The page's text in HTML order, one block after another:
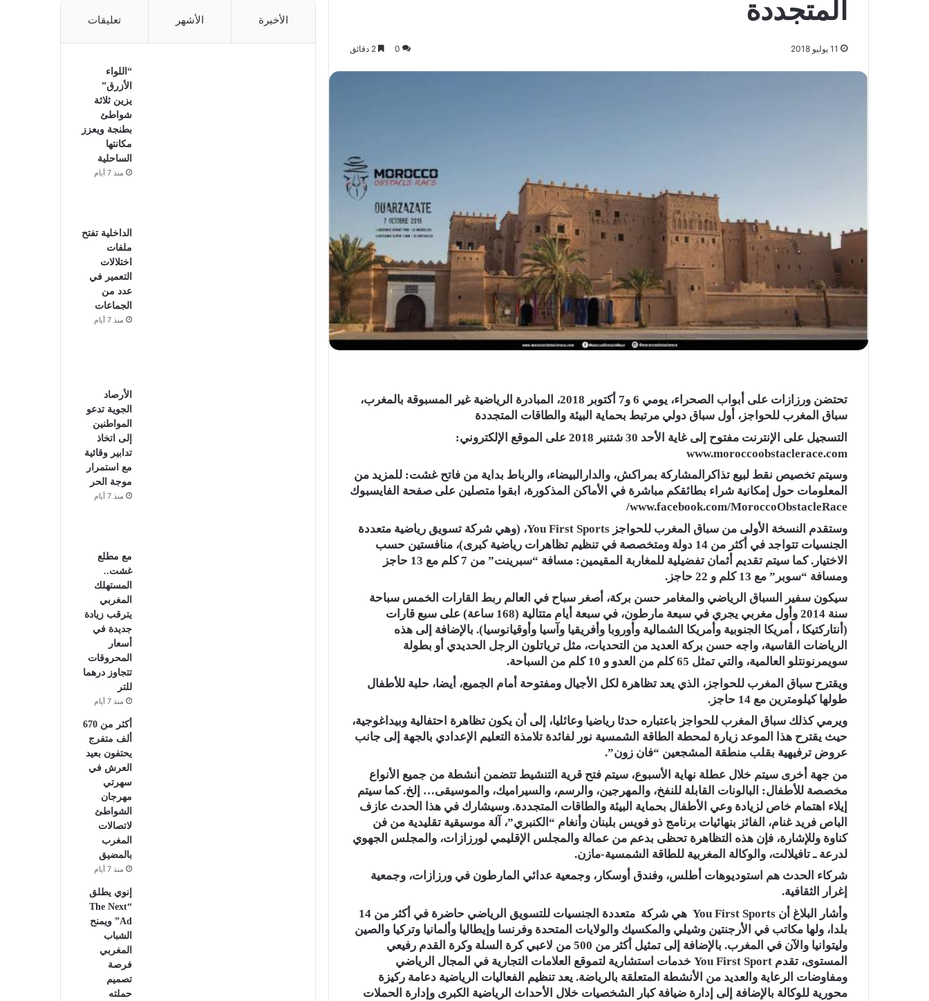
المتجددة
11 يوليو 2018 0
تحتضن ورزازات على أبواب الصحراء، يومي 6 و7 أكتوبر 2018، المبادرة الرياضية غير المسبوقة بالمغرب،
سباق المغرب للحواجز، أول سباق دولي مرتبط بحماية البيئة والطاقات المتجددة
التسجيل على الإنترنت مفتوح إلى غاية الأحد 30 شتنبر 2018 على الموقع الإلكتروني:
www.moroccoobstaclerace.com
وسيتم تخصيص نقط لبيع تذاكرالمشاركة بمراكش، والدارالبيضاء، والرباط بداية من فاتح غشت: للمزيد من
المعلومات حول إمكانية شراء بطائقكم مباشرة في الأماكن المذكورة، ابقوا متصلين على صفحة الفايسبوك
www.facebook.com/MoroccoObstacleRace/
وستقدم النسخة الأولى من سباق المغرب للحواجز You First Sports، (وهي شركة تسويق رياضية متعددة
الجنسيات تتواجد في أكثر من 14 دولة ومتخصصة في تنظيم تظاهرات رياضية كبرى)، منافستين حسب
الاختيار. كما سيتم تقديم أثمان تفضيلية للمغاربة المقيمين: مسافة “سبرينت” من 7 كلم مع 13 حاجز
ومسافة “سوبر” مع 13 كلم و 22 حاجز.
سيكون سفير السباق الرياضي والمغامر حسن بركة، أصغر سباح في العالم ربط القارات الخمس سباحة
سنة 2014 وأول مغربي يجري في سبعة مارطون، في سبعة أيام متتالية (168 ساعة) على سبع قارات
(أنتاركتيكا ، أمريكا الجنوبية وأمريكا الشمالية وأوروبا وأفريقيا وآسيا وأوقيانوسيا). بالإضافة إلى هذه
الرياضات القاسية، واجه حسن بركة العديد من التحديات، مثل ترياتلون الرجل الحديدي أو بطولة
سويمرنونتلو العالمية، والتي تمثل 65 كلم من العدو و 10 كلم من السباحة.
ويقترح سباق المغرب للحواجز، الذي يعد تظاهرة لكل الأجيال ومفتوحة أمام الجميع، أيضا، حلبة للأطفال
طولها كيلومترين مع 14 حاجز.
ويرمي كذلك سباق المغرب للحواجز باعتباره حدثا رياضيا وعائليا، إلى أن يكون تظاهرة احتفالية وبيداغوجية،
حيث يقترح هذا الموعد زيارة لمحطة الطاقة الشمسية نور لفائدة تلامذة التعليم الإعدادي بالجهة إلى جانب
عروض ترفيهية بقلب منطقة المشجعين “فان زون”.
من جهة أخرى سيتم خلال عطلة نهاية الأسبوع، سيتم فتح قرية التنشيط تتضمن أنشطة من جميع الأنواع
مخصصة للأطفال: البالونات القابلة للنفخ، والمهرجين، والرسم، والسيراميك، والموسيقى… إلخ. كما سيتم
إيلاء اهتمام خاص لزيادة وعي الأطفال بحماية البيئة والطاقات المتجددة. وسيشارك في هذا الحدث عازف
الباص فريد غنام، الفائز بنهائيات برنامج ذو فويس بلبنان وأنغام “الكنبري”، آلة موسيقية تقليدية من فن
كناوة وللإشارة، فإن هذه التظاهرة تحظى بدعم من عمالة والمجلس الإقليمي لورزازات، والمجلس الجهوي
لدرعة ـ تافيلالت، والوكالة المغربية للطاقة الشمسية-مازن.
شركاء الحدث هم استوديوهات أطلس، وفندق أوسكار، وجمعية عدائي المارطون في ورزازات، وجمعية
إغرار الثقافية.
وأشار البلاغ أن You First Sports هي شركة متعددة الجنسيات للتسويق الرياضي حاضرة في أكثر من 14
بلدا، ولها مكاتب في الأرجنتين وشيلي والمكسيك والولايات المتحدة وفرنسا وإيطاليا وألمانيا وتركيا والصين
وليتوانيا والآن في المغرب. بالإضافة إلى تمثيل أكثر من 500 من لاعبي كرة السلة وكرة القدم رفيعي
المستوى، تقدم You First Sport خدمات استشارية لتموقع العلامات التجارية في المجال الرياضي
ومفاوضات الرعاية والعديد من الأنشطة المتعلقة بالرياضة. يعد تنظيم الفعاليات الرياضية دعامة ركيزة
محورية للوكالة بالإضافة إلى إدارة ضيافة كبار الشخصيات خلال الأحداث الرياضية الكبرى وإدارة الحملات
الأخيرة الأشهر تعليقات
“اللواء
الأزرق”
يزين ثلاثة
شواطئ
بطنجة ويعزز
مكانتها
الساحلية
منذ 7 أيام
الداخلية تفتح
ملفات
اختلالات
التعمير في
عدد من
الجماعات
منذ 7 أيام
الأرصاد
الجوية تدعو
المواطنين
إلى اتخاذ
تدابير وقائية
مع استمرار
موجة الحر
منذ 7 أيام
مع مطلع
غشت..
المستهلك
المغربي
يترقب زيادة
جديدة في
أسعار
المحروقات
تتجاوز درهما
للتر
منذ 7 أيام
أكثر من 670
ألف متفرج
يحتفون بعيد
العرش في
سهرتي
مهرجان
الشواطئ
لاتصالات
المغرب
بالمضيق
منذ 7 أيام
إنوي يطلق
“The Next
Ad” ويمنح
الشباب
المغربي
فرصة
تصميم
حملته